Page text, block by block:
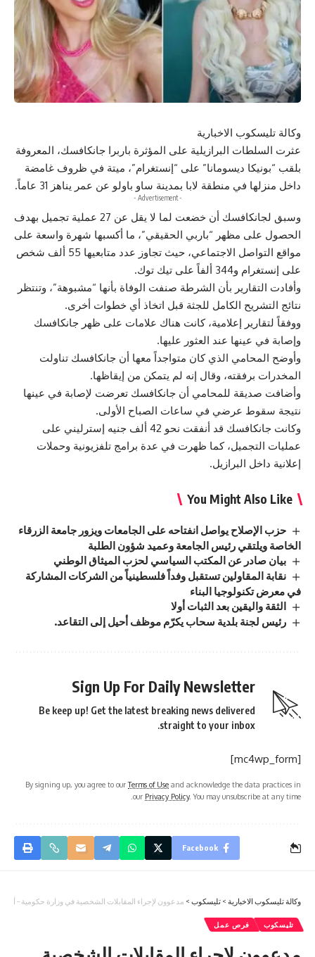
وكالة تليسكوب الاخبارية
عثرت السلطات البرازيلية على المؤثرة باربرا جانكافسك، المعروفة
بلقب “بونيكا ديسومانا” على “إنستغرام”، ميتة في ظروف غامضة
داخل منزلها في منطقة لابا بمدينة ساو باولو عن عمر يناهز 31 عاماً.
- Advertisement -
وسبق لجانكافسك أن خضعت لما لا يقل عن 27 عملية تجميل بهدف
الحصول على مظهر “باربي الحقيقي”، ما أكسبها شهرة واسعة على
مواقع التواصل الاجتماعي، حيث تجاوز عدد متابعيها 55 ألف شخص
على إنستغرام و344 ألفاً على تيك توك.
وأفادت التقارير بأن الشرطة صنفت الوفاة بأنها “مشبوهة”، وتنتظر
نتائج التشريح الكامل للجثة قبل اتخاذ أي خطوات أخرى.
ووفقاً لتقارير إعلامية، كانت هناك علامات على ظهر جانكافسك
وإصابة في عينها عند العثور عليها.
وأوضح المحامي الذي كان متواجداً معها أن جانكافسك تناولت
المخدرات برفقته، وقال إنه لم يتمكن من إيقاظها.
وأضافت صديقة للمحامي أن جانكافسك تعرضت لإصابة في عينها
نتيجة سقوط عرضي في ساعات الصباح الأولى.
وكانت جانكافسك قد أنفقت نحو 42 ألف جنيه إسترليني على
عمليات التجميل، كما ظهرت في عدة برامج تلفزيونية وحملات
إعلانية داخل البرازيل.
You Might Also Like
حزب الإصلاح يواصل انفتاحه على الجامعات ويزور جامعة الزرقاء
الخاصة ويلتقي رئيس الجامعة وعميد شؤون الطلبة
بيان صادر عن المكتب السياسي لحزب الميثاق الوطني
نقابة المقاولين تستقبل وفداً فلسطينياً من الشركات المشاركة
في معرض تكنولوجيا البناء
الثقة واليقين بعد الثبات أولا
رئيس لجنة بلدية سحاب يكرّم موظف أحيل إلى التقاعد.
Sign Up For Daily Newsletter
Be keep up! Get the latest breaking news delivered
straight to your inbox.
[mc4wp_form]
By signing up, you agree to ourTerms of Use and acknowledge the data practices in
our Privacy Policy. You may unsubscribe at any time.
Facebook
وكالة تليسكوب الاخبارية > تليسكوب > مدعوون لإجراء المقابلات الشخصية في وزارة حكومية –
تليسكوب فرص عمل